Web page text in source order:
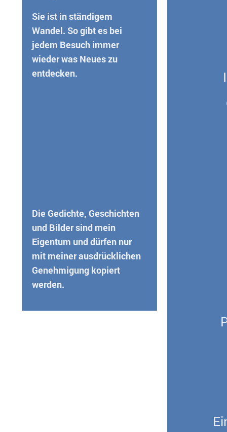
Sie ist in ständigem
Wandel. So gibt es bei
jedem Besuch immer
wieder was Neues zu
entdecken.
Die Gedichte, Geschichten
und Bilder sind mein
Eigentum und dürfen nur
mit meiner ausdrücklichen
Genehmigung kopiert
werden.